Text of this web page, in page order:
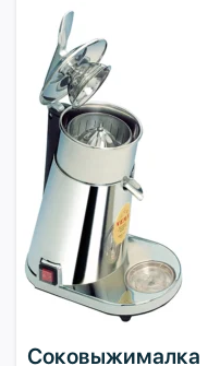
Соковыжималка